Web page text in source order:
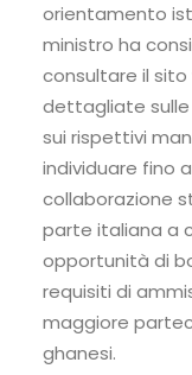
orientamento
ministro ha
consultare il
dettagliate sulle
sui rispettivi
individuare fino
collaborazione
parte italiana a
opportunità di
requisiti di
maggiore
ghanesi.